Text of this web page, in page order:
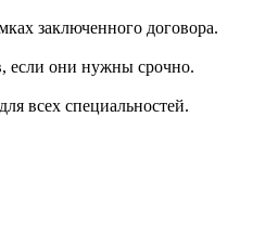
заключенного договора.
если они нужны срочно.
всех специальностей.